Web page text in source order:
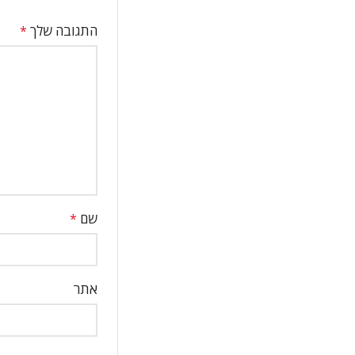
התגובה שלך *
שם *
אתר